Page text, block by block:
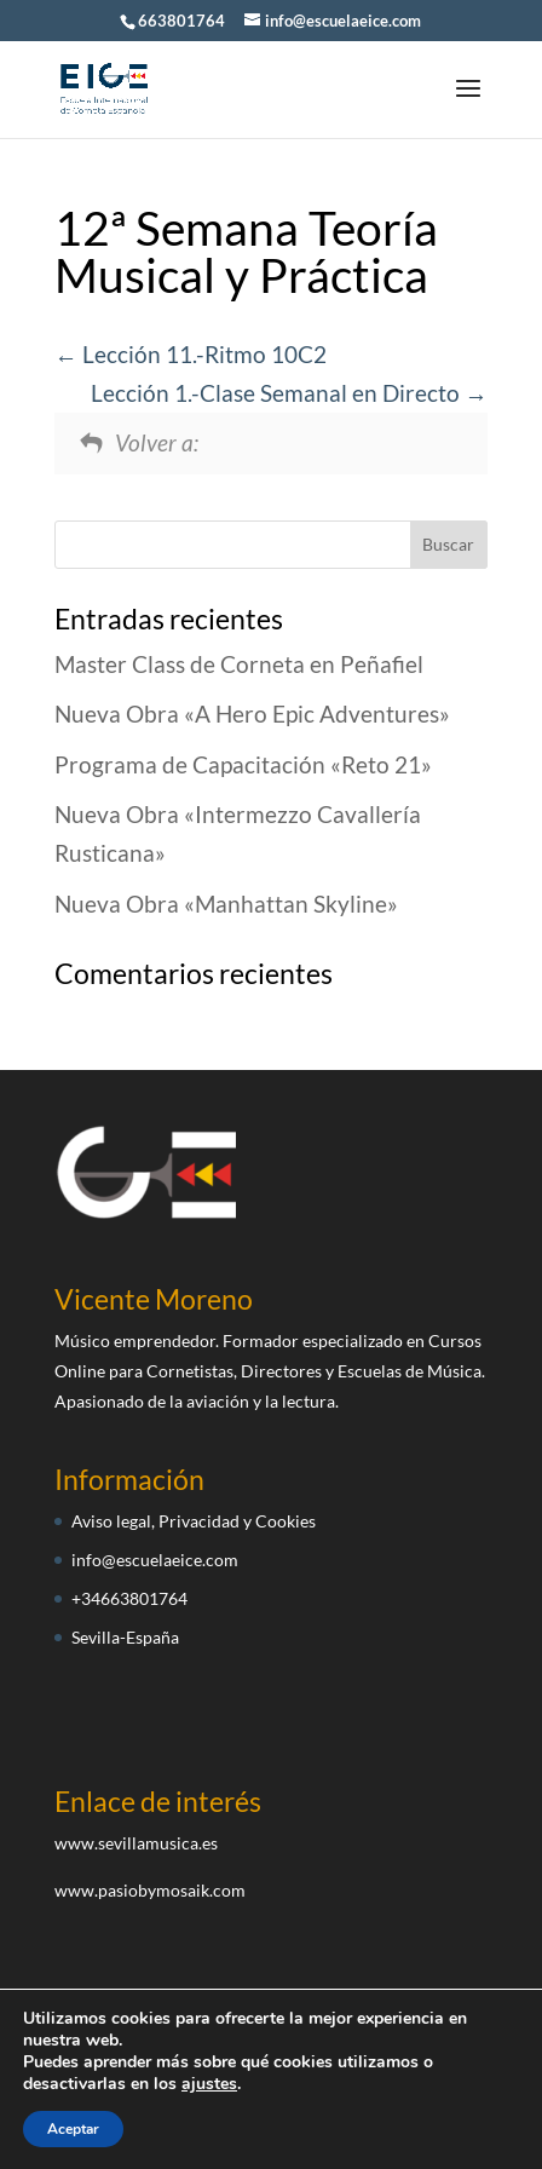
663801764 info@escuelaeice.com
12ª Semana Teoría
Musical y Práctica
Lección 11.-Ritmo 10C2
Lección 1.-Clase Semanal en Directo
Volver a:
Entradas recientes
Master Class de Corneta en Peñafiel
Nueva Obra «A Hero Epic Adventures»
Programa de Capacitación «Reto 21»
Nueva Obra «Intermezzo Cavallería
Rusticana»
Nueva Obra «Manhattan Skyline»
Comentarios recientes
Vicente Moreno
Músico emprendedor. Formador especializado en Cursos
Online para Cornetistas, Directores y Escuelas de Música.
Apasionado de la aviación y la lectura.
Información
Aviso legal, Privacidad y Cookies
info@escuelaeice.com
+34663801764
Sevilla-España
Enlace de interés
www.sevillamusica.es
www.pasiobymosaik.com
Diseñado por teayudoaemprender.com I ©Todos los
Utilizamos cookies para ofrecerte la mejor experiencia en
nuestra web.
Puedes aprender más sobre qué cookies utilizamos o
desactivarlas en los ajustes.
Aceptar